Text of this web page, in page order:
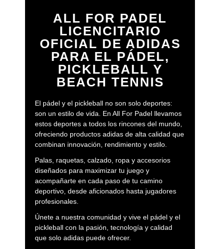
ALL FOR PADEL
LICENCITARIO
OFICIAL DE ADIDAS
PARA EL PÁDEL,
PICKLEBALL Y
BEACH TENNIS
El pádel y el pickleball no son solo deportes:
son un estilo de vida. En All For Padel llevamos
estos deportes a todos los rincones del mundo,
ofreciendo productos adidas de alta calidad que
combinan innovación, rendimiento y estilo.
Palas, raquetas, calzado, ropa y accesorios
diseñados para maximizar tu juego y
acompañarte en cada paso de tu camino
deportivo, desde aficionados hasta jugadores
profesionales.
Únete a nuestra comunidad y vive el pádel y el
pickleball con la pasión, tecnología y calidad
que solo adidas puede ofrecer.